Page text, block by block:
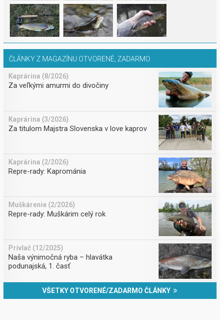
ČLÁNKY Z MAGAZÍNU OTVORENÉ, ZADARMO
Kaprárina (8/2026)
Za veľkými amurmi do divočiny
Kaprárina (3/2026)
Za titulom Majstra Slovenska v love kaprov
Kaprárina (2/2026)
Repre-rady: Kaprománia
Muškárenie (2/2026)
Repre-rady: Muškárim celý rok
Prívlač (12/2025)
Naša výnimočná ryba – hlavátka
podunajská, 1. časť
VŠETKY OTVORENÉ/ZADARMO ČLÁNKY